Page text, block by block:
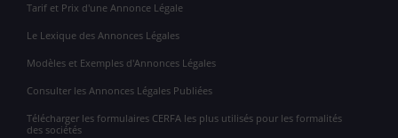
Tarif et Prix d'une Annonce Légale
Le Lexique des Annonces Légales
Modèles et Exemples d'Annonces Légales
Consulter les Annonces Légales Publiées
Télécharger les formulaires CERFA les plus utilisés pour les formalités
des sociétés